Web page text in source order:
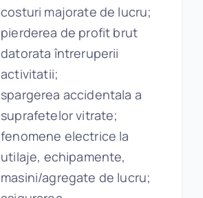
costuri majorate de lucru;
pierderea de profit brut
datorata întreruperii
activitatii;
spargerea accidentala a
suprafetelor vitrate;
fenomene electrice la
utilaje, echipamente,
masini/agregate de lucru;